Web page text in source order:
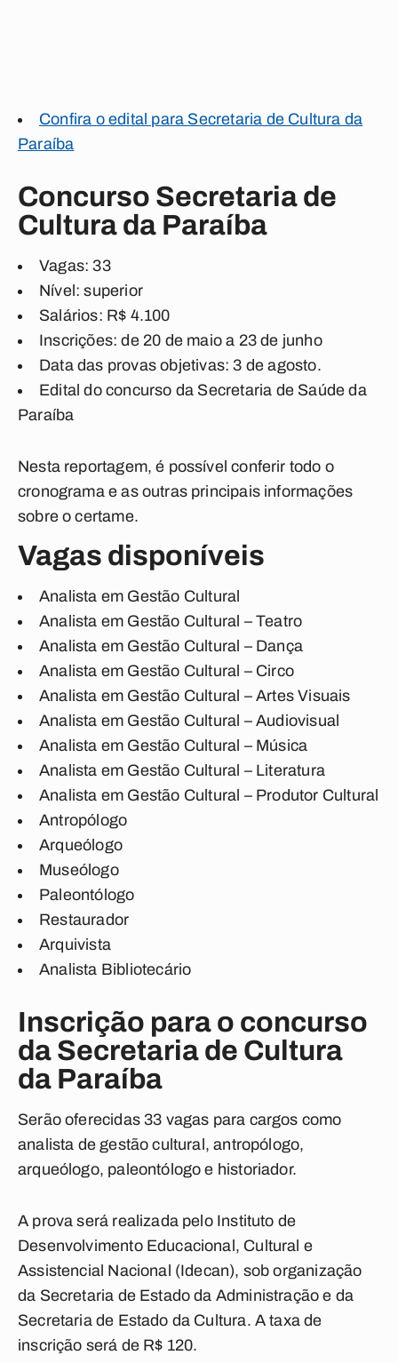
Confira o edital para Secretaria de Cultura da
Paraíba
Concurso Secretaria de
Cultura da Paraíba
Vagas: 33
Nível: superior
Salários: R$ 4.100
Inscrições: de 20 de maio a 23 de junho
Data das provas objetivas: 3 de agosto.
Edital do concurso da Secretaria de Saúde da
Paraíba
Nesta reportagem, é possível conferir todo o
cronograma e as outras principais informações
sobre o certame.
Vagas disponíveis
Analista em Gestão Cultural
Analista em Gestão Cultural – Teatro
Analista em Gestão Cultural – Dança
Analista em Gestão Cultural – Circo
Analista em Gestão Cultural – Artes Visuais
Analista em Gestão Cultural – Audiovisual
Analista em Gestão Cultural – Música
Analista em Gestão Cultural – Literatura
Analista em Gestão Cultural – Produtor Cultural
Antropólogo
Arqueólogo
Museólogo
Paleontólogo
Restaurador
Arquivista
Analista Bibliotecário
Inscrição para o concurso
da Secretaria de Cultura
da Paraíba
Serão oferecidas 33 vagas para cargos como
analista de gestão cultural, antropólogo,
arqueólogo, paleontólogo e historiador.
A prova será realizada pelo Instituto de
Desenvolvimento Educacional, Cultural e
Assistencial Nacional (Idecan), sob organização
da Secretaria de Estado da Administração e da
Secretaria de Estado da Cultura. A taxa de
inscrição será de R$ 120.